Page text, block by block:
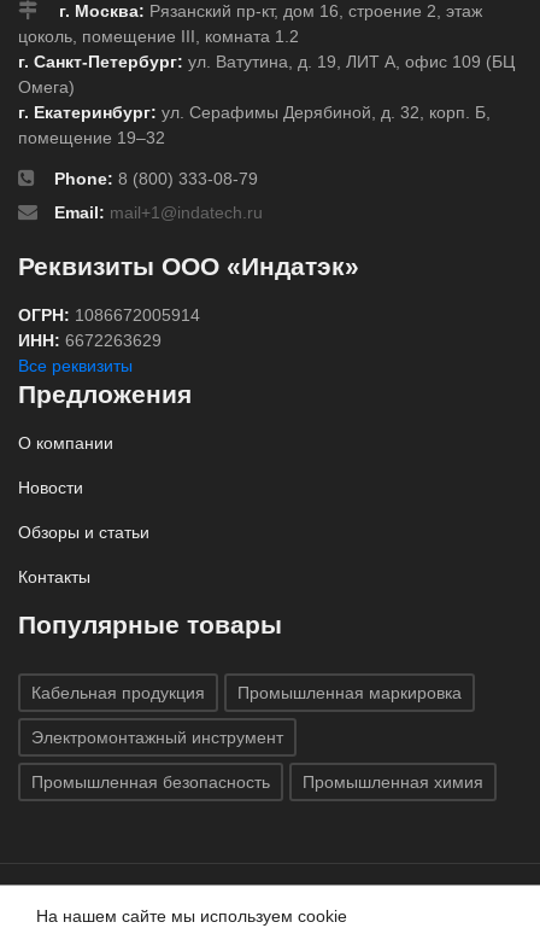
г. Москва: Рязанский пр-кт, дом 16, строение 2, этаж
цоколь, помещение III, комната 1.2
г. Санкт-Петербург: ул. Ватутина, д. 19, ЛИТ А, офис 109 (БЦ
Омега)
г. Екатеринбург: ул. Серафимы Дерябиной, д. 32, корп. Б,
помещение 19–32
Phone: 8 (800) 333-08-79
Email: mail+1@indatech.ru
Реквизиты ООО «Индатэк»
ОГРН: 1086672005914
ИНН: 6672263629
Все реквизиты
Предложения
О компании
Новости
Обзоры и статьи
Контакты
Популярные товары
Кабельная продукция Промышленная маркировка
Электромонтажный инструмент
Промышленная безопасность Промышленная химия
Все права защищены © 2020 ГК «Индатэк»
На нашем сайте мы используем cookie